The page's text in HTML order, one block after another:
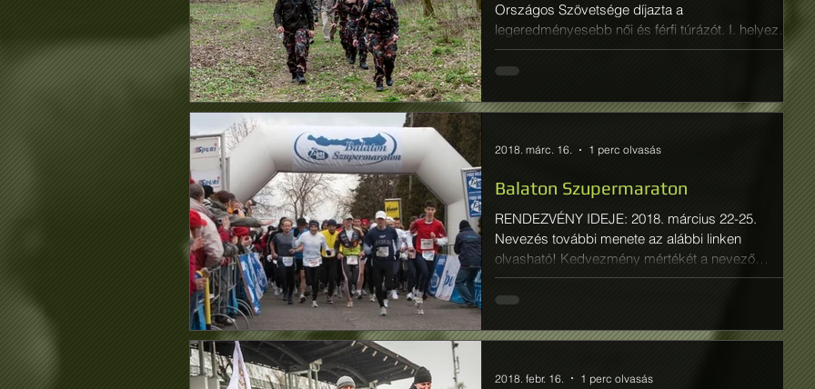
Országos Szövetsége díjazta a
legeredményesebb női és férfi túrázót. I. helyezett
női túrázó Szabó...
Balaton Szupermaraton
RENDEZVÉNY IDEJE: 2018. március 22-25.
Nevezés további menete az alábbi linken
olvasható! Kedvezmény mértékét a nevező
részére...
2018. márc. 16. 1 perc olvasás
2018. febr. 16. 1 perc olvasás